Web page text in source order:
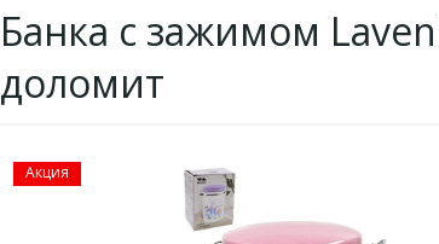
Банка с зажимом
доломит
Акция